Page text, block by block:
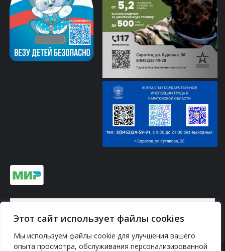
Этот сайт использует файлы cookies
Мы используем файлы cookie для улучшения вашего
опыта просмотра, обслуживания персонализированной